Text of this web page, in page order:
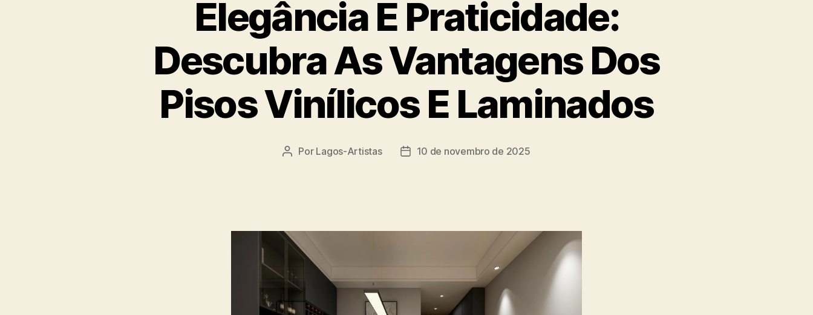
Elegância E Praticidade:
Descubra As Vantagens Dos
Pisos Vinílicos E Laminados
Autor
Por Lagos-Artistas
Data10 de novembro de 2025